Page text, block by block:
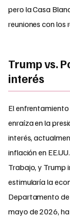
pero la Casa
reuniones con los
Trump vs.
interés
El
enraíza en la
interés,
inflación en
Trabajo, y Trump
estimularía la
Departamento
mayo de 2026,